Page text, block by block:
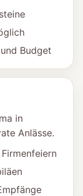
Budget
in
Anlässe.